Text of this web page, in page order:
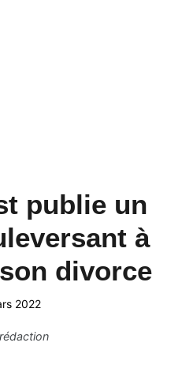
publie un
à
divorce
2022